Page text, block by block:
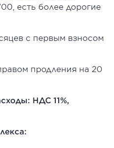
есть более дорогие
с первым взносом
продления на 20
НДС 11%,